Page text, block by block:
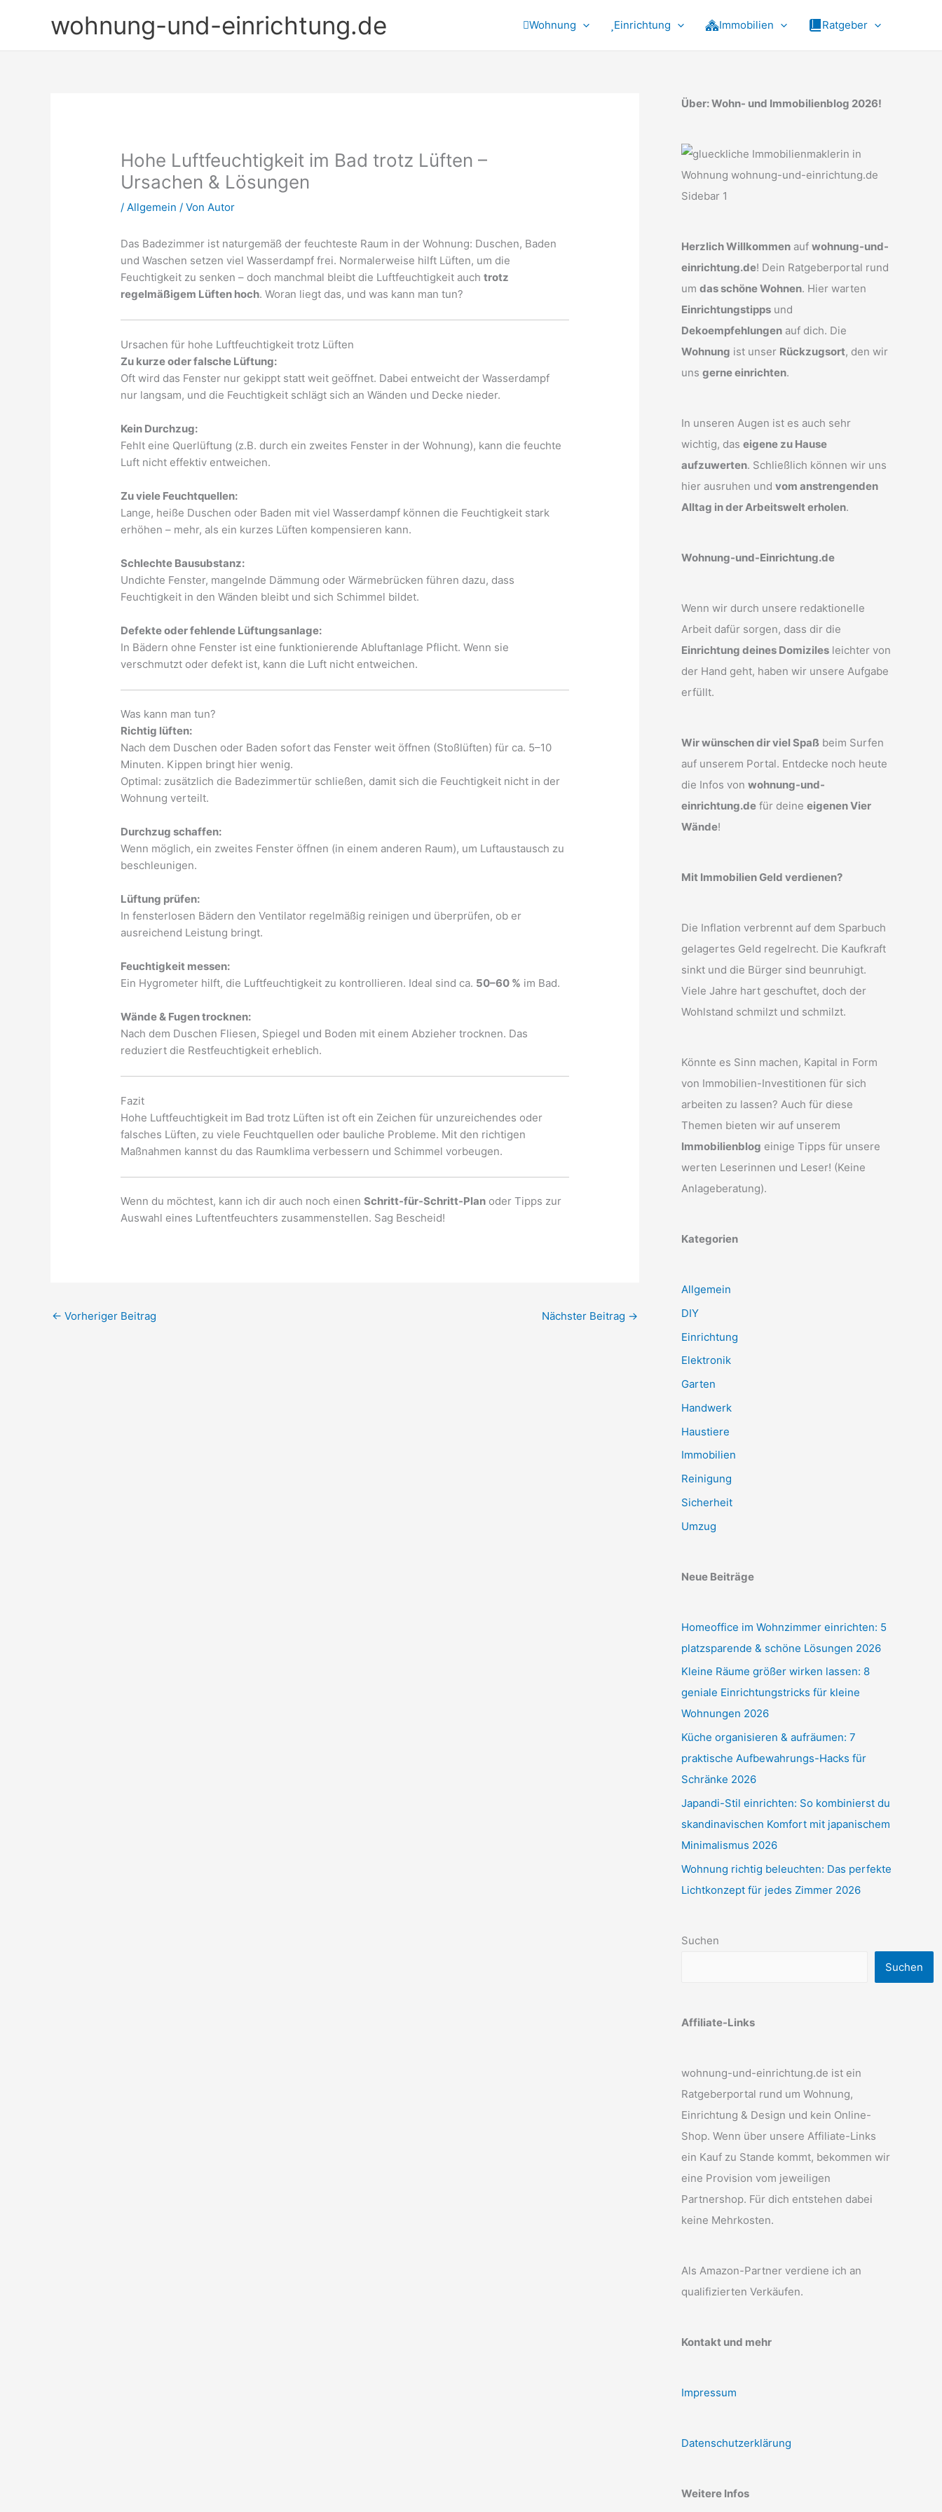
wohnung-und-einrichtung.de Wohnung Einrichtung Immobilien Ratgeber
Hohe Luftfeuchtigkeit im Bad trotz Lüften –
Ursachen & Lösungen
/Allgemein / VonAutor
Das Badezimmer ist naturgemäß der feuchteste Raum in der Wohnung: Duschen, Baden
und Waschen setzen viel Wasserdampf frei. Normalerweise hilft Lüften, um die
Feuchtigkeit zu senken – doch manchmal bleibt die Luftfeuchtigkeit auchtrotz
regelmäßigem Lüften hoch. Woran liegt das, und was kann man tun?
Ursachen für hohe Luftfeuchtigkeit trotz Lüften
Zu kurze oder falsche Lüftung:
Oft wird das Fenster nur gekippt statt weit geöffnet. Dabei entweicht der Wasserdampf
nur langsam, und die Feuchtigkeit schlägt sich an Wänden und Decke nieder.
Kein Durchzug:
Fehlt eine Querlüftung (z.B. durch ein zweites Fenster in der Wohnung), kann die feuchte
Luft nicht effektiv entweichen.
Zu viele Feuchtquellen:
Lange, heiße Duschen oder Baden mit viel Wasserdampf können die Feuchtigkeit stark
erhöhen – mehr, als ein kurzes Lüften kompensieren kann.
Schlechte Bausubstanz:
Undichte Fenster, mangelnde Dämmung oder Wärmebrücken führen dazu, dass
Feuchtigkeit in den Wänden bleibt und sich Schimmel bildet.
Defekte oder fehlende Lüftungsanlage:
In Bädern ohne Fenster ist eine funktionierende Abluftanlage Pflicht. Wenn sie
verschmutzt oder defekt ist, kann die Luft nicht entweichen.
Was kann man tun?
Richtig lüften:
Nach dem Duschen oder Baden sofort das Fenster weit öffnen (Stoßlüften) für ca. 5–10
Minuten. Kippen bringt hier wenig.
Optimal: zusätzlich die Badezimmertür schließen, damit sich die Feuchtigkeit nicht in der
Wohnung verteilt.
Durchzug schaffen:
Wenn möglich, ein zweites Fenster öffnen (in einem anderen Raum), um Luftaustausch zu
beschleunigen.
Lüftung prüfen:
In fensterlosen Bädern den Ventilator regelmäßig reinigen und überprüfen, ob er
ausreichend Leistung bringt.
Feuchtigkeit messen:
Ein Hygrometer hilft, die Luftfeuchtigkeit zu kontrollieren. Ideal sind ca. 50–60 % im Bad.
Wände & Fugen trocknen:
Nach dem Duschen Fliesen, Spiegel und Boden mit einem Abzieher trocknen. Das
reduziert die Restfeuchtigkeit erheblich.
Fazit
Hohe Luftfeuchtigkeit im Bad trotz Lüften ist oft ein Zeichen für unzureichendes oder
falsches Lüften, zu viele Feuchtquellen oder bauliche Probleme. Mit den richtigen
Maßnahmen kannst du das Raumklima verbessern und Schimmel vorbeugen.
Wenn du möchtest, kann ich dir auch noch einenSchritt-für-Schritt-Plan oder Tipps zur
Auswahl eines Luftentfeuchters zusammenstellen. Sag Bescheid!
← Vorheriger Beitrag Nächster Beitrag →
Über: Wohn- und Immobilienblog 2026!
Herzlich Willkommen auf wohnung-und-
einrichtung.de! Dein Ratgeberportal rund
um das schöne Wohnen. Hier warten
Einrichtungstipps und
Dekoempfehlungen auf dich. Die
Wohnung ist unser Rückzugsort, den wir
uns gerne einrichten.
In unseren Augen ist es auch sehr
wichtig, das eigene zu Hause
aufzuwerten. Schließlich können wir uns
hier ausruhen und vom anstrengenden
Alltag in der Arbeitswelt erholen.
Wohnung-und-Einrichtung.de
Wenn wir durch unsere redaktionelle
Arbeit dafür sorgen, dass dir die
Einrichtung deines Domiziles leichter von
der Hand geht, haben wir unsere Aufgabe
erfüllt.
Wir wünschen dir viel Spaß beim Surfen
auf unserem Portal. Entdecke noch heute
die Infos von wohnung-und-
einrichtung.de für deine eigenen Vier
Wände!
Mit Immobilien Geld verdienen?
Die Inflation verbrennt auf dem Sparbuch
gelagertes Geld regelrecht. Die Kaufkraft
sinkt und die Bürger sind beunruhigt.
Viele Jahre hart geschuftet, doch der
Wohlstand schmilzt und schmilzt.
Könnte es Sinn machen, Kapital in Form
von Immobilien-Investitionen für sich
arbeiten zu lassen? Auch für diese
Themen bieten wir auf unserem
Immobilienblog einige Tipps für unsere
werten Leserinnen und Leser! (Keine
Anlageberatung).
Kategorien
Allgemein
DIY
Einrichtung
Elektronik
Garten
Handwerk
Haustiere
Immobilien
Reinigung
Sicherheit
Umzug
Neue Beiträge
Homeoffice im Wohnzimmer einrichten: 5
platzsparende & schöne Lösungen 2026
Kleine Räume größer wirken lassen: 8
geniale Einrichtungstricks für kleine
Wohnungen 2026
Küche organisieren & aufräumen: 7
praktische Aufbewahrungs-Hacks für
Schränke 2026
Japandi-Stil einrichten: So kombinierst du
skandinavischen Komfort mit japanischem
Minimalismus 2026
Wohnung richtig beleuchten: Das perfekte
Lichtkonzept für jedes Zimmer 2026
Suchen
Suchen
Affiliate-Links
wohnung-und-einrichtung.de ist ein
Ratgeberportal rund um Wohnung,
Einrichtung & Design und kein Online-
Shop. Wenn über unsere Affiliate-Links
ein Kauf zu Stande kommt, bekommen wir
eine Provision vom jeweiligen
Partnershop. Für dich entstehen dabei
keine Mehrkosten.
Als Amazon-Partner verdiene ich an
qualifizierten Verkäufen.
Kontakt und mehr
Impressum
Datenschutzerklärung
Weitere Infos